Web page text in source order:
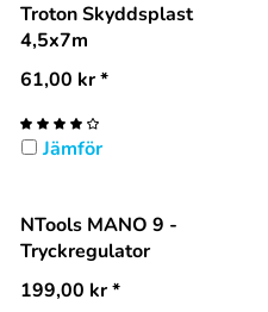
Troton Skyddsplast
4,5x7m
61,00 kr*
Jämför
NTools MANO 9 -
Tryckregulator
199,00 kr*